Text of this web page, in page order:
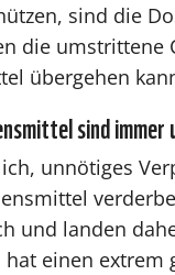
sind die
die umstrittene
übergehen
sind
unnötiges
und landen
einen extrem